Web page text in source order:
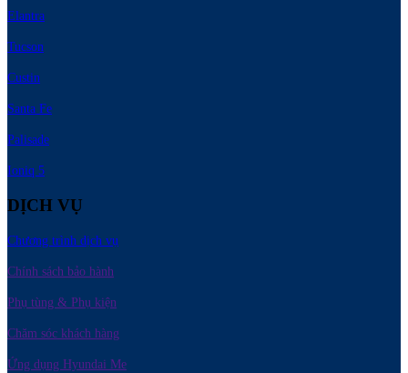
Elantra
Tucson
Custin
Santa Fe
Palisade
Ioniq 5
DỊCH VỤ
Chương trình dịch vụ
Chính sách bảo hành
Phụ tùng & Phụ kiện
Chăm sóc khách hàng
Ứng dụng Hyundai Me